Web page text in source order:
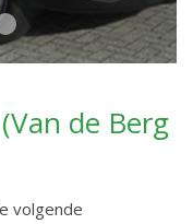
de Berg
volgende